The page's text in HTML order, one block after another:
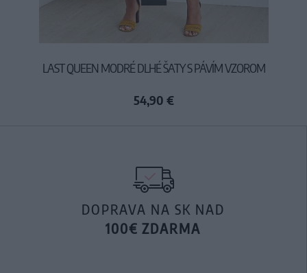
LAST QUEEN MODRÉ DLHÉ ŠATY S PÁVÍM VZOROM
54,90 €
DOPRAVA NA SK NAD
100€ ZDARMA